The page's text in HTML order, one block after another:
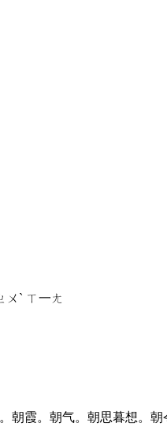
ㄨˋ ㄒ一ㄤ
。朝霞。朝气。朝思暮想。